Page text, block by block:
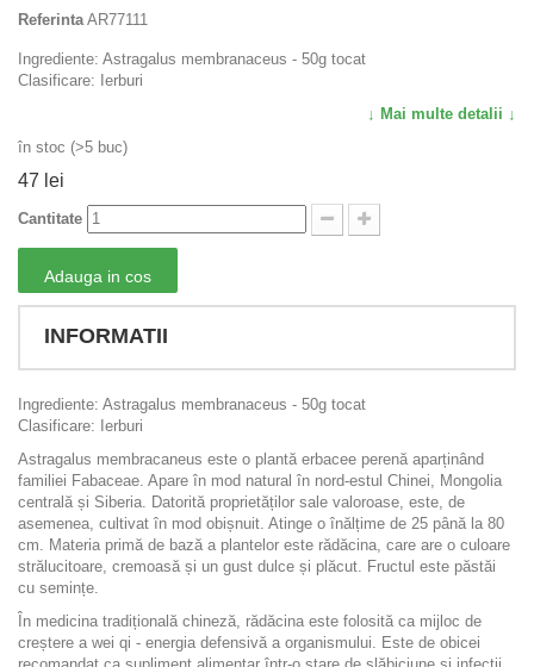
Referinta AR77111
Ingrediente: Astragalus membranaceus - 50g tocat
Clasificare: Ierburi
↓ Mai multe detalii ↓
în stoc (>5 buc)
47 lei
Cantitate
Adauga in cos
INFORMATII
Ingrediente: Astragalus membranaceus - 50g tocat
Clasificare: Ierburi
Astragalus membracaneus este o plantă erbacee perenă aparținând
familiei Fabaceae. Apare în mod natural în nord-estul Chinei, Mongolia
centrală și Siberia. Datorită proprietăților sale valoroase, este, de
asemenea, cultivat în mod obișnuit. Atinge o înălțime de 25 până la 80
cm. Materia primă de bază a plantelor este rădăcina, care are o culoare
strălucitoare, cremoasă și un gust dulce și plăcut. Fructul este păstăi
cu semințe.
În medicina tradițională chineză, rădăcina este folosită ca mijloc de
creștere a wei qi - energia defensivă a organismului. Este de obicei